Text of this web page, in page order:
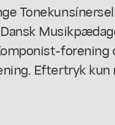
forening
Eftertryk kun